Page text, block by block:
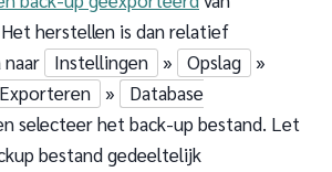
herstellen is dan relatief
naar
Instellingen » Opslag
»
»
Database
selecteer het back-up bestand. Let
bestand gedeeltelijk